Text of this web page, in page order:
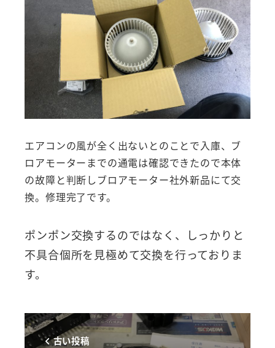
エアコンの風が全く出ないとのことで入庫、ブ
ロアモーターまでの通電は確認できたので本体
の故障と判断しブロアモーター社外新品にて交
換。修理完了です。
ポンポン交換するのではなく、しっかりと
不具合個所を見極めて交換を行っておりま
す。
古い投稿